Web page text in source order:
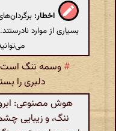
اخطار:
بسیاری از موارد
# وسمه ننگ است
دلبری را
هوش مصنوعی:
ننگ، و زیبایی